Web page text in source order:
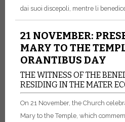
dai suoi discepoli, mentre li
21 NOVEMBER:
MARY TO THE
ORANTIBUS DAY
THE WITNESS OF THE
RESIDING IN THE MATER
On 21 November, the Church
Mary to the Temple, which